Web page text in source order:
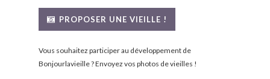
PROPOSER UNE VIEILLE !
Vous souhaitez participer au développement de
Bonjourlavieille ? Envoyez vos photos de vieilles !